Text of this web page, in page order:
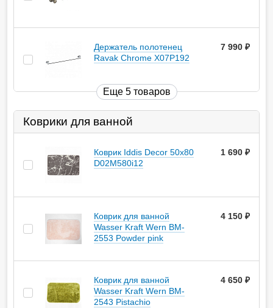
Держатель полотенец
Ravak Chrome X07P192
7 990
Еще 5 товаров
Коврики для ванной
Коврик Iddis Decor 50х80
D02M580i12
1 690
Коврик для ванной
Wasser Kraft Wern BM-
2553 Powder pink
4 150
Коврик для ванной
Wasser Kraft Wern BM-
2543 Pistachio
4 650